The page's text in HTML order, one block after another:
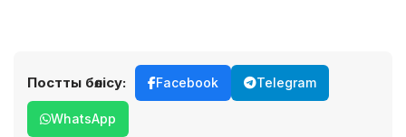
Постты бөлісу: Facebook Telegram
WhatsApp